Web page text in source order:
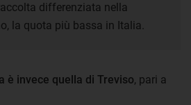
differenziata nella
la quota più bassa in Italia.
è invece quella di Treviso, pari a